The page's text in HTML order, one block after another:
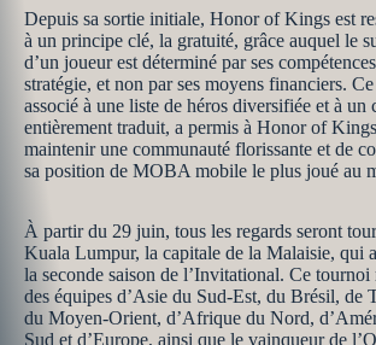
Depuis sa sortie initiale, Honor of Kings est
à un principe clé, la gratuité, grâce auquel le
d’un joueur est déterminé par ses
stratégie, et non par ses moyens financiers.
associé à une liste de héros diversifiée et à un
entièrement traduit, a permis à Honor of
maintenir une communauté florissante et de
sa position de MOBA mobile le plus joué au
À partir du 29 juin, tous les regards seront
Kuala Lumpur, la capitale de la Malaisie, qui
la seconde saison de l’Invitational. Ce tournoi
des équipes d’Asie du Sud-Est, du Brésil, de
du Moyen-Orient, d’Afrique du Nord,
Sud et d’Europe, ainsi que le vainqueur de